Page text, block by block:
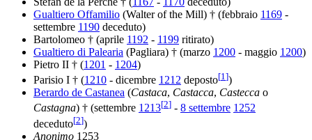
Gualtiero Offamilio (Walter of the Mill) † (febbraio 1169 -
settembre 1190 deceduto)
Bartolomeo † (aprile 1192 - 1199 ritirato)
Gualtiero di Palearia (Pagliara) † (marzo 1200 - maggio 1200)
Pietro II † (1201 - 1204)
Parisio I † (1210 - dicembre 1212 deposto[1])
Berardo de Castanea (Castaca, Castacca, Castecca o
Castagna) † (settembre 1213[2] - 8 settembre 1252
deceduto[2])
Anonimo 1253